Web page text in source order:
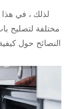
لذلك ، في
مختلفة لتصليح
النصائح حول